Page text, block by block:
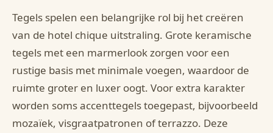
Tegels spelen een belangrijke rol bij het creëren
van de hotel chique uitstraling. Grote keramische
tegels met een marmerlook zorgen voor een
rustige basis met minimale voegen, waardoor de
ruimte groter en luxer oogt. Voor extra karakter
worden soms accenttegels toegepast, bijvoorbeeld
mozaïek, visgraatpatronen of terrazzo. Deze